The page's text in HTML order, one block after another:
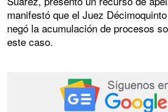
manifestó que el Juez
negó la acumulación de procesos
este caso.